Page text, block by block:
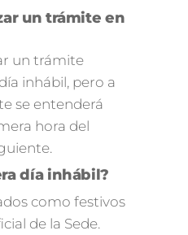
un trámite en
un trámite
inhábil, pero a
se entenderá
hora del
día inhábil?
como festivos
de la Sede.